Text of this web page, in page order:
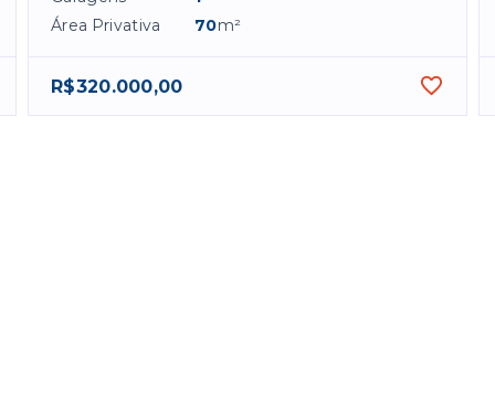
Área Privativa
70m²
R$320.000,00